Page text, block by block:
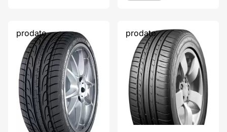
prodato prodato